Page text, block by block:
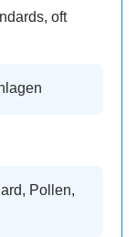
oft
Pollen,